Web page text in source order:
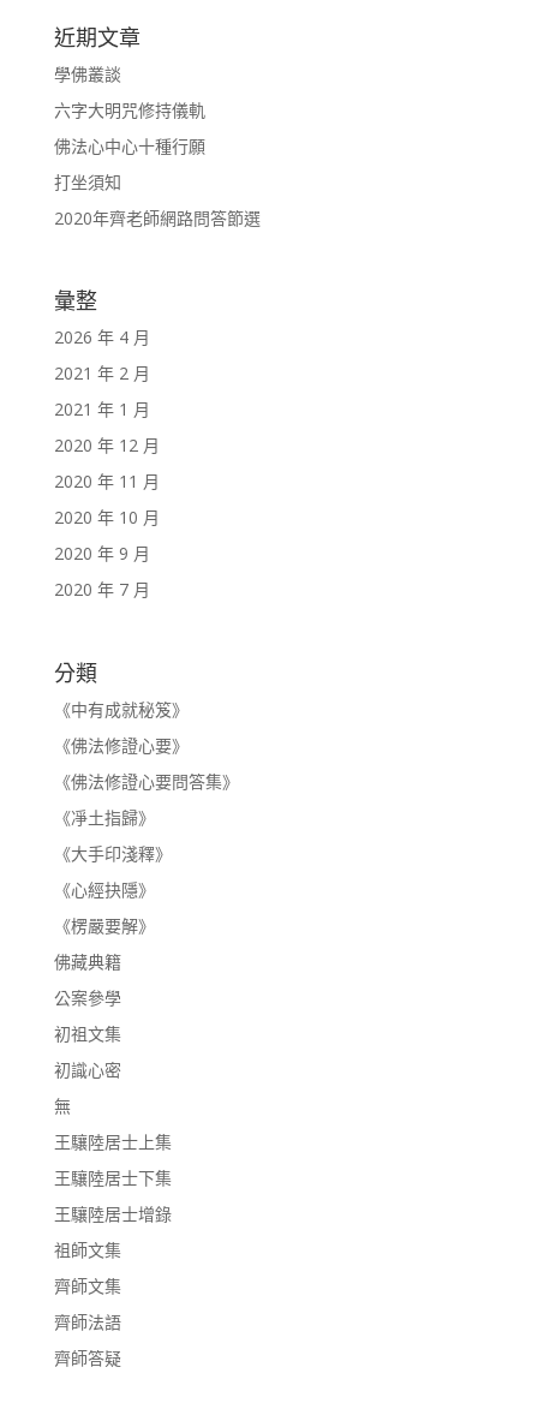
近期文章
學佛叢談
六字大明咒修持儀軌
佛法心中心十種行願
打坐須知
2020年齊老師網路問答節選
彙整
2026 年 4 月
2021 年 2 月
2021 年 1 月
2020 年 12 月
2020 年 11 月
2020 年 10 月
2020 年 9 月
2020 年 7 月
分類
《中有成就秘笈》
《佛法修證心要》
《佛法修證心要問答集》
《凈土指歸》
《大手印淺釋》
《心經抉隱》
《楞嚴要解》
佛藏典籍
公案參學
初祖文集
初識心密
無
王驤陸居士上集
王驤陸居士下集
王驤陸居士增錄
祖師文集
齊師文集
齊師法語
齊師答疑